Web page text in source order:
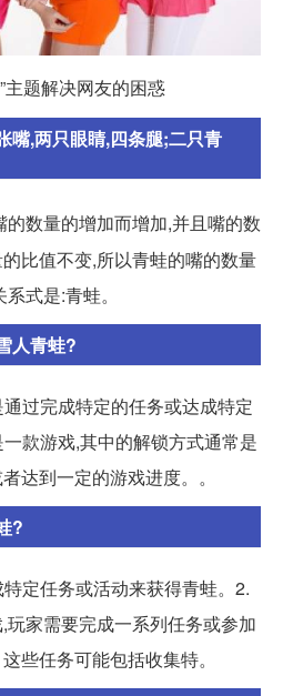
主题解决网友的困惑
嘴,两只眼睛,四条腿;二只青
的数量的增加而增加,并且嘴的数
比值不变,所以青蛙的嘴的数量
式是:青蛙。
人青蛙?
过完成特定的任务或达成特定
款游戏,其中的解锁方式通常是
达到一定的游戏进度。。
?
定任务或活动来获得青蛙。2.
家需要完成一系列任务或参加
些任务可能包括收集特。